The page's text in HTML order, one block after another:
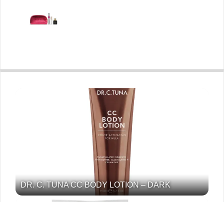
DR. C. TUNA CC BODY LOTION – DARK